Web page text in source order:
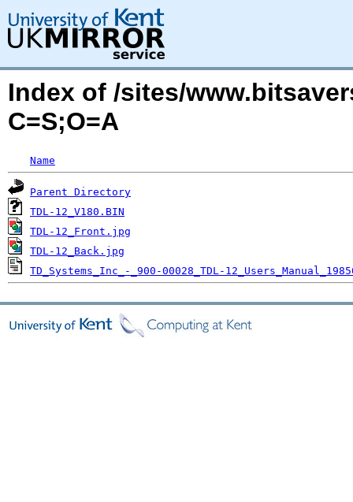
Index of /sites/
C=S;O=A
Name
Parent Directory
TDL-12_V180.BIN
TDL-12_Front.jpg
TDL-12_Back.jpg
TD_Systems_Inc_-_900-00028_TDL-